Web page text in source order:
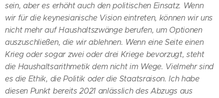
sein, aber es erhöht auch den politischen Einsatz. Wenn
wir für die keynesianische Vision eintreten, können wir uns
nicht mehr auf Haushaltszwänge berufen, um Optionen
auszuschließen, die wir ablehnen. Wenn eine Seite einen
Krieg oder sogar zwei oder drei Kriege bevorzugt, steht
die Haushaltsarithmetik dem nicht im Wege. Vielmehr sind
es die Ethik, die Politik oder die Staatsraison. Ich habe
diesen Punkt bereits 2021 anlässlich des Abzugs aus